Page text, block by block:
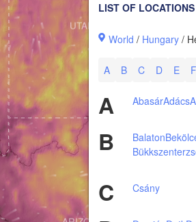
LIST OF LOCATIONS
World / Hungary /
A B C D E F
A AbasárAdács
B Balaton
C Csány
UTAH